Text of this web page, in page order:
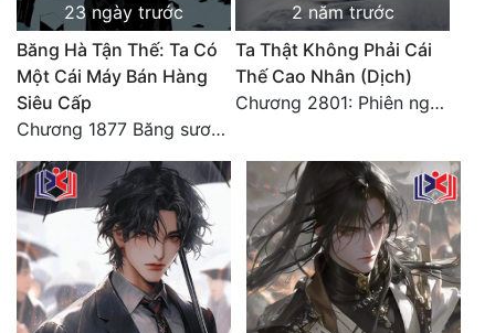
Truyện Nữ
Vô Địch Lưu
Xây Dựng Thế Lực
Đam Mỹ
Đẹp
Đẹp Hiệp
Tính Cách Nhân Vật :
23 ngày trước
Băng Hà Tận Thế: Ta Có
Một Cái Máy Bán Hàng
Siêu Cấp
Chương 1877 Băng sương kết giới
2 năm trước
Ta Thật Không Phải Cái
Thế Cao Nhân (Dịch)
Chương 2801: Phiên ngoại 6: Sau khi trở về, hạ du năm tháng. 3